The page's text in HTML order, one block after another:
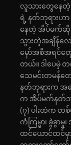
လူသားတွေနေတဲ့
ရဲ့ နတ်ဘုရားဟာ
နေတဲ့ အိပ်မက်ဆို
သွားတဲ့အချိန်လ
မှော်အစီအရင်တွ
တယ်။ ဒါပေမဲ့
သေမင်းတမန်တေ
နတ်ဘုရားက အခ
က အိပ်မက်နတ်ဘု
(၇) ပါးထဲက တစ်
ကံကြမ္မာ၊ ခွဲခွာ
ထင်ယောင်ထင်မှ